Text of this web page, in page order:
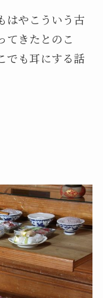
はやこういう古
てきたとのこ
でも耳にする話